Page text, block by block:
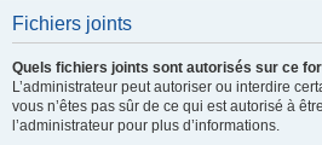
Fichiers joints
Quels fichiers joints sont autorisés sur ce
L’administrateur peut autoriser ou interdire
vous n’êtes pas sûr de ce qui est autorisé à
l’administrateur pour plus d’informations.